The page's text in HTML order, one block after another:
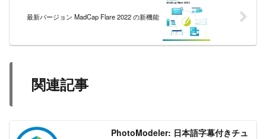
最新バージョン MadCap Flare 2022 の新機能
関連記事
PhotoModeler: 日本語字幕付きチュ